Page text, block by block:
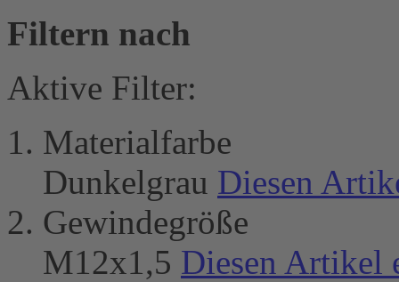
Filtern nach
Aktive Filter:
Materialfarbe
Dunkelgrau Diesen
Gewindegröße
M12x1,5 Diesen Artikel